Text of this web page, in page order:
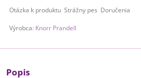
Otázka k produktu Strážny pes Doručenia
Výrobca: Knorr Prandell
Popis